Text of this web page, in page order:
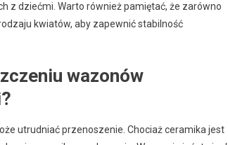
z dziećmi. Warto również pamiętać, że zarówno
kwiatów, aby zapewnić stabilność
wazonów
utrudniać przenoszenie. Chociaż ceramika jest